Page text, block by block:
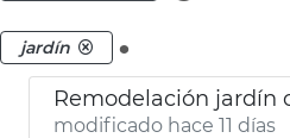
jardín .
modificado hace 11 días